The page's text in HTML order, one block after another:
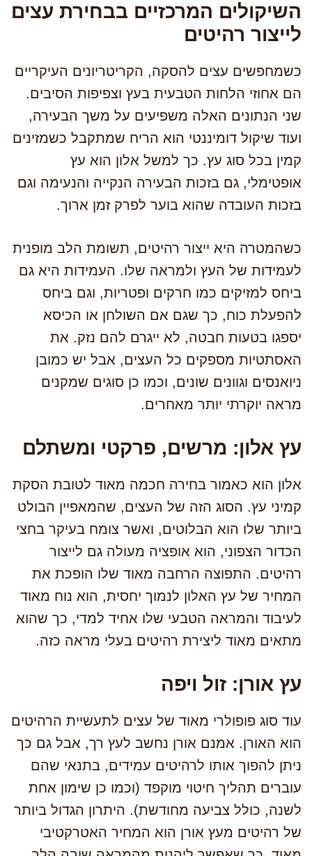
השיקולים המרכזיים בבחירת עצים
לייצור רהיטים
כשמחפשים עצים להסקה, הקריטריונים העיקריים
הם אחוזי הלחות הטבעית בעץ וצפיפות הסיבים.
שני הנתונים האלה משפיעים על משך הבעירה,
ועוד שיקול דומיננטי הוא הריח שמתקבל כשמזינים
קמין בכל סוג עץ. כך למשל אלון הוא עץ
אופטימלי, גם בזכות הבעירה הנקייה והנעימה וגם
בזכות העובדה שהוא בוער לפרק זמן ארוך.
כשהמטרה היא ייצור רהיטים, תשומת הלב מופנית
לעמידות של העץ ולמראה שלו. העמידות היא גם
ביחס למזיקים כמו חרקים ופטריות, וגם ביחס
להפעלת כוח, כך שגם אם השולחן או הכיסא
יספגו בטעות חבטה, לא ייגרם להם נזק. את
האסתטיות מספקים כל העצים, אבל יש כמובן
ניואנסים וגוונים שונים, וכמו כן סוגים שמקנים
מראה יוקרתי יותר מאחרים.
עץ אלון: מרשים, פרקטי ומשתלם
אלון הוא כאמור בחירה חכמה מאוד לטובת הסקת
קמיני עץ. הסוג הזה של העצים, שהמאפיין הבולט
ביותר שלו הוא הבלוטים, ואשר צומח בעיקר בחצי
הכדור הצפוני, הוא אופציה מעולה גם לייצור
רהיטים. התפוצה הרחבה מאוד שלו הופכת את
המחיר של עץ האלון לנמוך יחסית, הוא נוח מאוד
לעיבוד והמראה הטבעי שלו אחיד למדי, כך שהוא
מתאים מאוד ליצירת רהיטים בעלי מראה כזה.
עץ אורן: זול ויפה
עוד סוג פופולרי מאוד של עצים לתעשיית הרהיטים
הוא האורן. אמנם אורן נחשב לעץ רך, אבל גם כך
ניתן להפוך אותו לרהיטים עמידים, בתנאי שהם
עוברים תהליך חיטוי מוקפד (וכמו כן שימון אחת
לשנה, כולל צביעה מחודשת). היתרון הגדול ביותר
של רהיטים מעץ אורן הוא המחיר האטרקטיבי